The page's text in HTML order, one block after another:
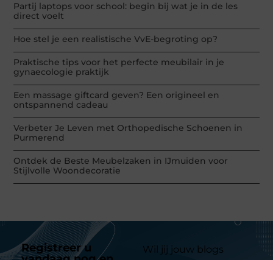
Partij laptops voor school: begin bij wat je in de les
direct voelt
Hoe stel je een realistische VvE-begroting op?
Praktische tips voor het perfecte meubilair in je
gynaecologie praktijk
Een massage giftcard geven? Een origineel en
ontspannend cadeau
Verbeter Je Leven met Orthopedische Schoenen in
Purmerend
Ontdek de Beste Meubelzaken in IJmuiden voor
Stijlvolle Woondecoratie
Registreer u
Wil jij jouw blogs